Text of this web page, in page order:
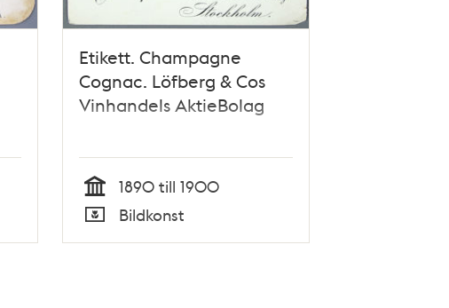
Etikett. Champagne
Cognac. Löfberg & Cos
Vinhandels AktieBolag
Tid
1890 till 1900
Typ
Bildkonst